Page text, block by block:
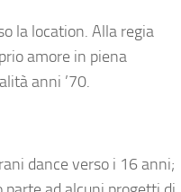
la location. Alla regia
amore in piena
anni ’70.
dance verso i 16 anni;